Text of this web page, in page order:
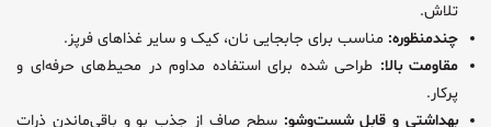
تلاش.
چندمنظوره: مناسب برای جابجایی نان، کیک و سایر غذاهای فرپز.
مقاومت بالا: طراحی شده برای استفاده مداوم در محیط‌های حرفه‌ای و
پرکار.
بهداشتی و قابل شست‌وشو: سطح صاف از جذب بو و باقی‌ماندن ذرات